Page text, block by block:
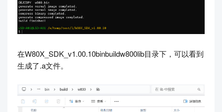
在W80X_SDK_v1.00.10binbuildw800lib目录下，可以看到
生成了.a文件。